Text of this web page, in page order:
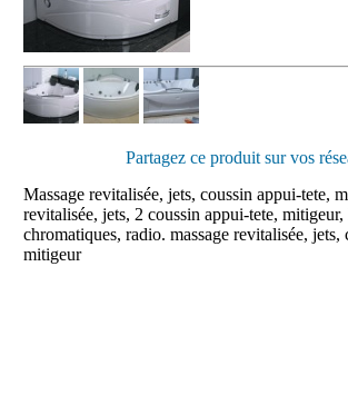
Partagez ce produit sur vos
Massage revitalisée, jets, coussin appui-tete,
revitalisée, jets, 2 coussin appui-tete, mitigeur,
chromatiques, radio. massage revitalisée, jets,
mitigeur